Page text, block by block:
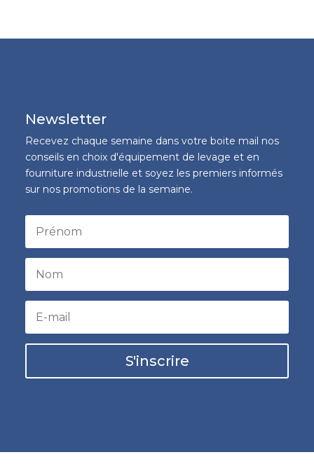
Newsletter
Recevez chaque semaine dans votre boite mail nos
conseils en choix d'équipement de levage et en
fourniture industrielle et soyez les premiers informés
sur nos promotions de la semaine.
S'inscrire